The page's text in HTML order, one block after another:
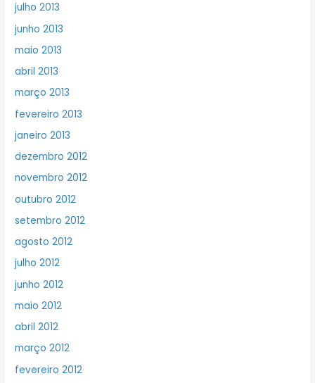
julho 2013
junho 2013
maio 2013
abril 2013
março 2013
fevereiro 2013
janeiro 2013
dezembro 2012
novembro 2012
outubro 2012
setembro 2012
agosto 2012
julho 2012
junho 2012
maio 2012
abril 2012
março 2012
fevereiro 2012